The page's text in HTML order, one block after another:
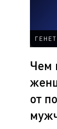
Чем
от